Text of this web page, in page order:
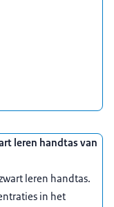
leren handtas van
leren handtas.
in het